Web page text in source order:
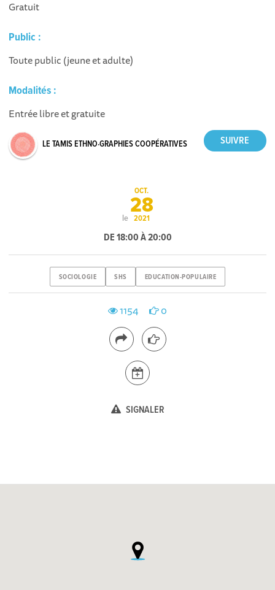
Gratuit
Public :
Toute public (jeune et adulte)
Modalités :
Entrée libre et gratuite
LE TAMIS ETHNO·GRAPHIES COOPÉRATIVES
le
OCT.
28
2021
DE 18:00 À 20:00
SOCIOLOGIE SHS EDUCATION-POPULAIRE
1154 0
SIGNALER